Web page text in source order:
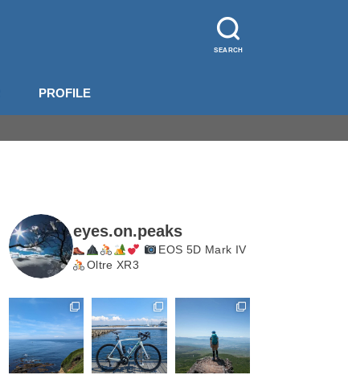
SEARCH
PROFILE
eyes.on.peaks
EOS 5D Mark IV
Oltre XR3